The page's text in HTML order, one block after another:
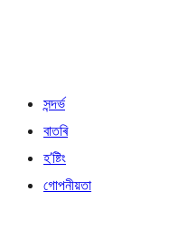
সন্দৰ্ভ
বাতৰি
হ’ষ্টিং
গোপনীয়তা